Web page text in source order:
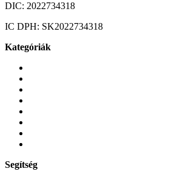
DIC: 2022734318
IC DPH: SK2022734318
Kategóriák
Segítség